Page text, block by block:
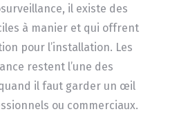
il existe des
à manier et qui offrent
pour l’installation. Les
restent l’une des
il faut garder un œil
ou commerciaux.